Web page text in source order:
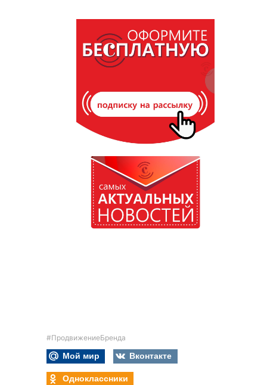
#ПродвижениеБренда
Мой мир
Вконтакте
Одноклассники